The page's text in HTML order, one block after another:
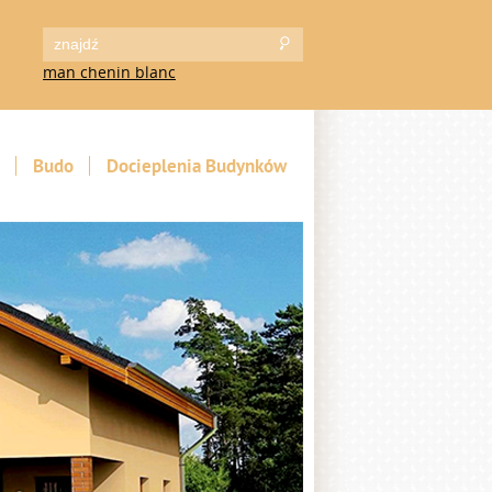
man chenin blanc
Budo Docieplenia Budynków